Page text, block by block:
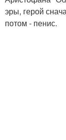
эры, герой
потом - пенис.